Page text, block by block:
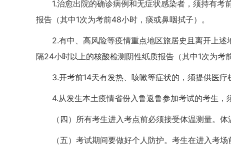
1.治愈出院的确诊病例和无症状感染者，须持有
报告（其中1次为考前48小时，痰或鼻咽拭子）。
2.有中、高风险等疫情重点地区旅居史且离开上
隔24小时以上的核酸检测阴性纸质报告（其中1次为考
3.开考前14天有发热、咳嗽等症状的，须提供医
4.从发生本土疫情省份入鲁返鲁参加考试的考生
（四）所有考生进入考点前必须接受体温测量
（五）考试期间要做好个人防护。考生在进入考